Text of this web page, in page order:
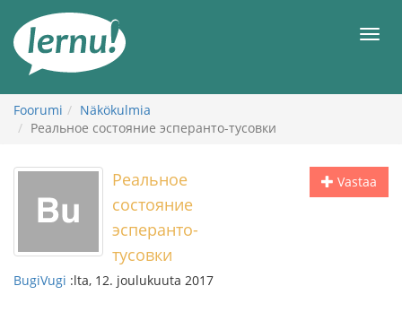
sisältöön
Foorumi
Näkökulmia
Реальное состояние эсперанто-тусовки
Vastaa
Реальное
состояние
эсперанто-
тусовки
BugiVugi :lta, 12. joulukuuta 2017